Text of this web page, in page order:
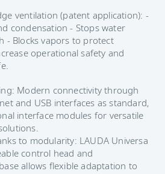
ventilation (patent application): -
condensation - Stops water
- Blocks vapors to protect
operational safety and
Modern connectivity through
and USB interfaces as standard,
interface modules for versatile
to modularity: LAUDA Universa
control head and
allows flexible adaptation to